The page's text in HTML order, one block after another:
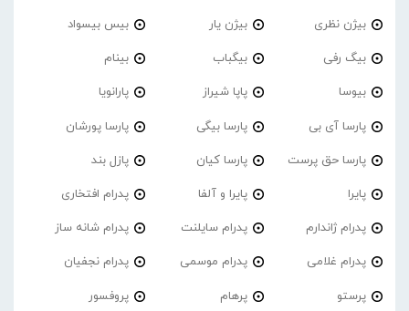
بیژن نظری بیژن یار بیس بیسواد
بیگ رفی بیگباب بینام
بیوسا پاپا شیراز پارانویا
پارسا آی بی پارسا بیگی پارسا پورشان
پارسا حق پرست پارسا کیان پازل بند
پایرا پایرا و آلفا پدرام افتخاری
پدرام ژاندارم پدرام‌ سایلنت پدرام شانه ساز
پدرام غلامی پدرام موسمی پدرام نجفیان
پرستو پرهام پروفسور